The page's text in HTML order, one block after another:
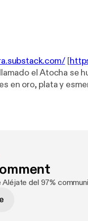
[
en oro, plata y
vino después fueron
para no seguir con
del 97%